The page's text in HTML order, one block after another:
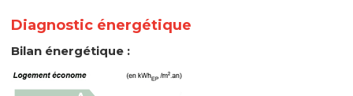
Diagnostic énergétique
Bilan énergétique :